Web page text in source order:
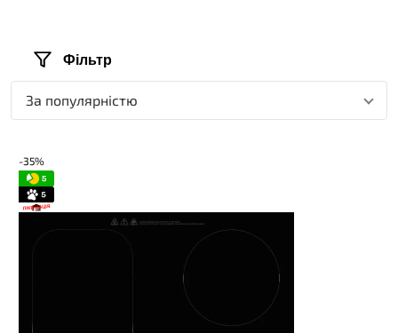
Фільтр
За популярністю
-35%